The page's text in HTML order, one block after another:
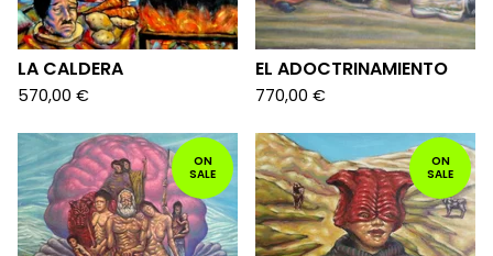
LA CALDERA
570,00 €
EL ADOCTRINAMIENTO
770,00 €
ON
SALE
ON
SALE